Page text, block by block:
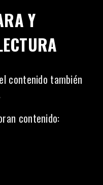
Y
contenido también
contenido: